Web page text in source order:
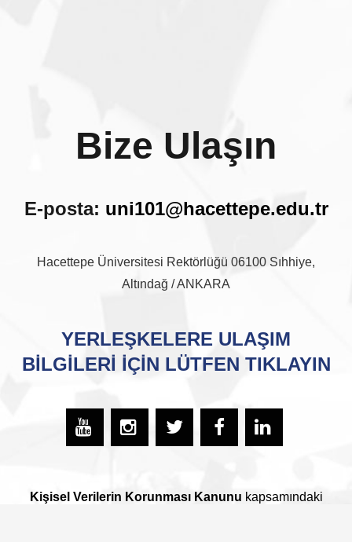
Bize Ulaşın
E-posta: uni101@hacettepe.edu.tr
Hacettepe Üniversitesi Rektörlüğü 06100 Sıhhiye,
Altındağ / ANKARA
YERLEŞKELERE ULAŞIM
BİLGİLERİ İÇİN LÜTFEN TIKLAYIN
Kişisel Verilerin Korunması Kanunu kapsamındaki